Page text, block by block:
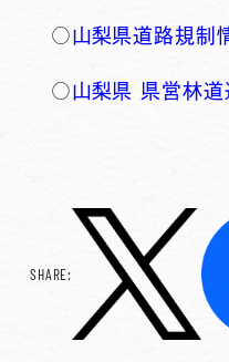
○山梨県道路規制
○山梨県 県営林
SHARE: